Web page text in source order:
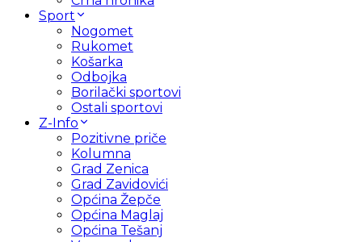
Sport
Nogomet
Rukomet
Košarka
Odbojka
Borilački sportovi
Ostali sportovi
Z-Info
Pozitivne priče
Kolumna
Grad Zenica
Grad Zavidovići
Općina Žepče
Općina Maglaj
Općina Tešanj